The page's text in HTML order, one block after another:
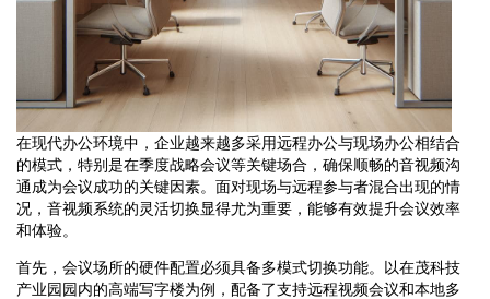
在现代办公环境中，企业越来越多采用远程办公与现场办公相结合
的模式，特别是在季度战略会议等关键场合，确保顺畅的音视频沟
通成为会议成功的关键因素。面对现场与远程参与者混合出现的情
况，音视频系统的灵活切换显得尤为重要，能够有效提升会议效率
和体验。
首先，会议场所的硬件配置必须具备多模式切换功能。以在茂科技
产业园园内的高端写字楼为例，配备了支持远程视频会议和本地多